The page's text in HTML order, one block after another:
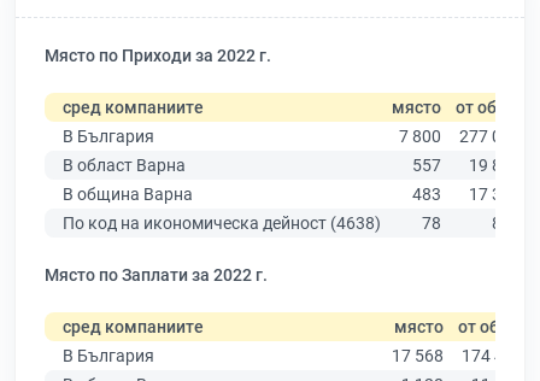
Място по Приходи за 2022 г.
сред компаниите място от общо
В България
7 800
277 019
В област Варна
557
19 882
В община Варна
483
17 349
По код на икономическа дейност (4638)
78 848
Място по Заплати за 2022 г.
сред компаниите място от общо
В България
17 568
174 403